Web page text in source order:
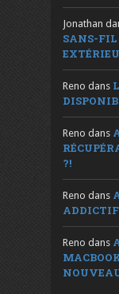
Jonathan
SANS-FIL
Reno dans
Reno dans
?!
Reno dans
Reno dans